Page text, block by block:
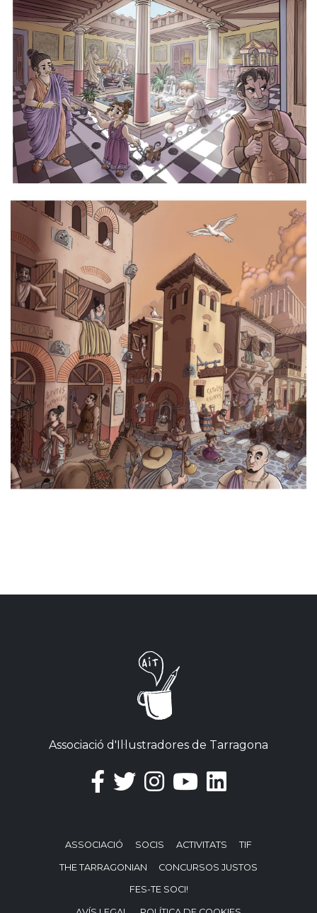
Associació d'Il·lustradores de Tarragona
ASSOCIACIÓ SOCIS ACTIVITATS TIF
THE TARRAGONIAN CONCURSOS JUSTOS
FES-TE SOCI!